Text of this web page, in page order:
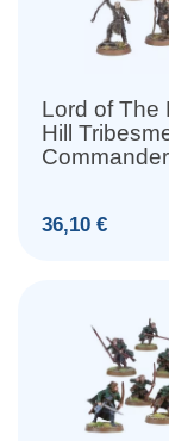
Lord of The
Hill
Prix
36,10 €